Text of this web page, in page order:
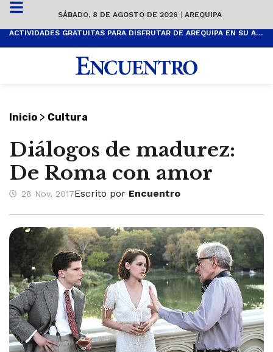
SÁBADO, 8 DE AGOSTO DE 2026 | AREQUIPA
ACTIVIDADES GRATUITAS PARA DISFRUTAR DE AREQUIPA EN SU ANIVERSARIO
Inicio > Cultura
Diálogos de madurez:
De Roma con amor
28 Nov, 2017Escrito por Encuentro